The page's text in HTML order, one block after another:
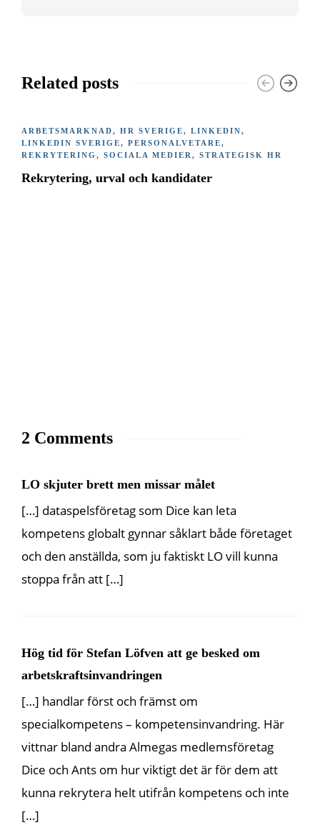
Related posts
ARBETSMARKNAD, HR SVERIGE, LINKEDIN,
LINKEDIN SVERIGE, PERSONALVETARE,
REKRYTERING , SOCIALA MEDIER , STRATEGISK HR
Rekrytering, urval och kandidater
2 Comments
LO skjuter brett men missar målet
[…] dataspelsföretag som Dice kan leta
kompetens globalt gynnar såklart både företaget
och den anställda, som ju faktiskt LO vill kunna
stoppa från att […]
Hög tid för Stefan Löfven att ge besked om
arbetskraftsinvandringen
[…] handlar först och främst om
specialkompetens – kompetensinvandring. Här
vittnar bland andra Almegas medlemsföretag
Dice och Ants om hur viktigt det är för dem att
kunna rekrytera helt utifrån kompetens och inte
[…]